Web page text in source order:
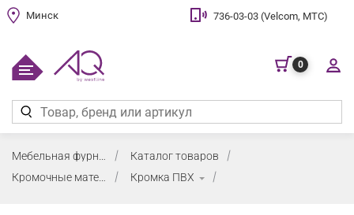
Минск 736-03-03 (Velcom, МТС)
0
Каталог товаров
Кромочные материалы и клей
Кромка ПВХ